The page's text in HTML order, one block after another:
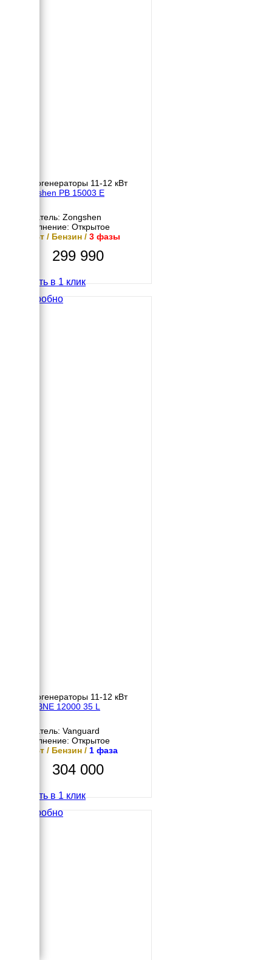
Бензогенераторы 11-12 кВт
Zongshen PB 15003 E
Двигатель: Zongshen
Исполнение: Открытое
12 кВт / Бензин / 3 фазы
299 990
Купить в 1 клик
Подробно
Бензогенераторы 11-12 кВт
NES BNE 12000 35 L
Двигатель: Vanguard
Исполнение: Открытое
12 кВт / Бензин / 1 фаза
304 000
Купить в 1 клик
Подробно